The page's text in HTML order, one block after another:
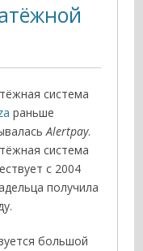
система
раньше
Alertpay.
система
с 2004
получила
большой